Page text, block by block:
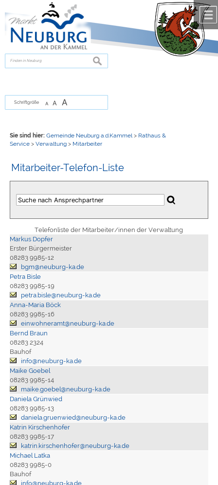
zur Navigationoder
springen.
suchen
Schriftgröße A A A
Sie sind hier: Gemeinde Neuburg a.d.Kammel > Rathaus &
Service> Verwaltung> Mitarbeiter
Mitarbeiter-Telefon-Liste
Telefonliste der Mitarbeiter/innen der Verwaltung
Markus Dopfer
Erster Bürgermeister
08283 9985-12
bgm@neuburg-ka.de
Petra Bisle
08283 9985-19
petra.bisle@neuburg-ka.de
Anna-Maria Böck
08283 9985-16
einwohneramt@neuburg-ka.de
Bernd Braun
08283 2324
Bauhof
info@neuburg-ka.de
Maike Goebel
08283 9985-14
maike.goebel@neuburg-ka.de
Daniela Grünwied
08283 9985-13
daniela.gruenwied@neuburg-ka.de
Katrin Kirschenhofer
08283 9985-17
katrin.kirschenhofer@neuburg-ka.de
Michael Latka
08283 9985-0
Bauhof
info@neuburg-ka.de